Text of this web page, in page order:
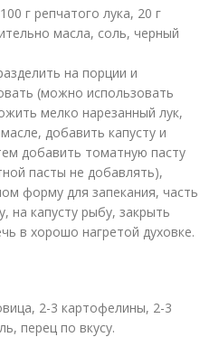
г репчатого лука, 20 г
масла, соль, черный
на порции и
(можно использовать
мелко нарезанный лук,
добавить капусту и
добавить томатную пасту
пасты не добавлять),
форму для запекания, часть
на капусту рыбу, закрыть
в хорошо нагретой духовке.
2-3 картофелины, 2-3
перец по вкусу.